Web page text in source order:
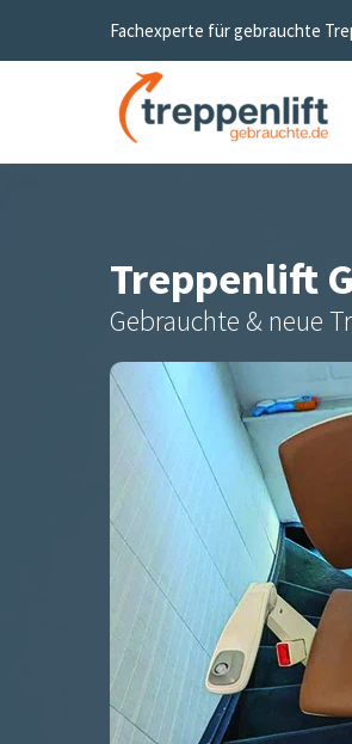
Fachexperte für gebrauchte
Treppenlift
Gebrauchte & neue